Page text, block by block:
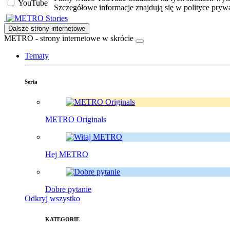
YouTube
Szczegółowe informacje znajdują się w polityce
Stories
Dalsze strony internetowe
METRO - strony internetowe w skrócie
Tematy
Seria
METRO Originals
Hej METRO
Dobre pytanie
Odkryj wszystko
KATEGORIE